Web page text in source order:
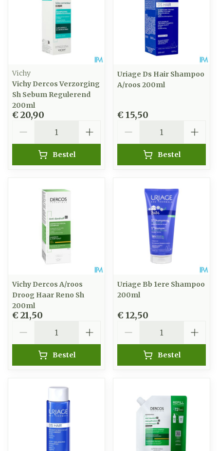
Vichy
Vichy Dercos Verzorging
Sh Sebum Regulerend
200ml
€ 20,90
Bestel
Uriage Ds Hair Shampoo
A/roos 200ml
€ 15,50
Bestel
Vichy Dercos A/roos
Droog Haar Reno Sh
200ml
€ 21,50
Bestel
Uriage Bb 1ere Shampoo
200ml
€ 12,50
Bestel